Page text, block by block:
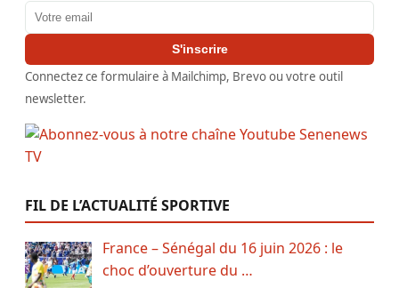
Adresse email
S'inscrire
Connectez ce formulaire à Mailchimp, Brevo ou votre outil
newsletter.
FIL DE L’ACTUALITÉ SPORTIVE
France – Sénégal du 16 juin 2026 : le
choc d’ouverture du …